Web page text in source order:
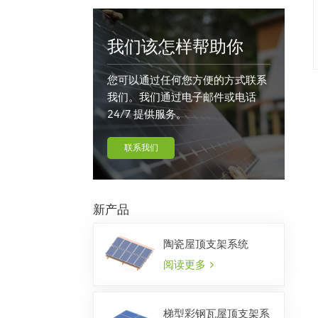
我们该怎样帮助你
您可以通过任何您方便的方式联系
我们。我们通过电子邮件或电话
24/7 提供服务。
联系我们
新产品
陶瓷屋顶支架系统
阅读更多
梯型彩钢瓦屋顶支架系